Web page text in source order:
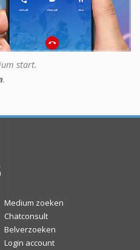
start.
.
Medium zoeken
Chatconsult
Belverzoeken
Login account